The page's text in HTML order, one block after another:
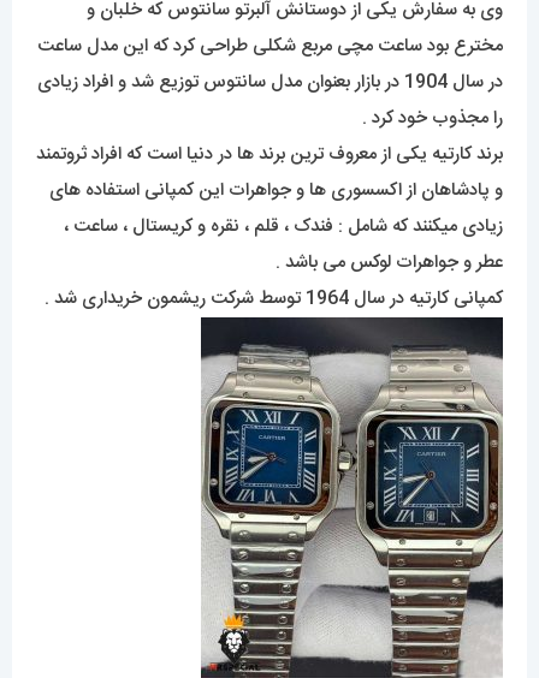
وی به سفارش یکی از دوستانش آلبرتو سانتوس که خلبان و
مخترع بود ساعت مچی مربع شکلی طراحی کرد که این مدل ساعت
در سال 1904 در بازار بعنوان مدل سانتوس توزیع شد و افراد زیادی
را مجذوب خود کرد .
برند کارتیه یکی از معروف ترین برند ها در دنیا است که افراد ثروتمند
و پادشاهان از اکسسوری ها و جواهرات این کمپانی استفاده های
زیادی میکنند که شامل : فندک ، قلم ، نقره و کریستال ، ساعت ،
عطر و جواهرات لوکس می باشد .
کمپانی کارتیه در سال 1964 توسط شرکت ریشمون خریداری شد .